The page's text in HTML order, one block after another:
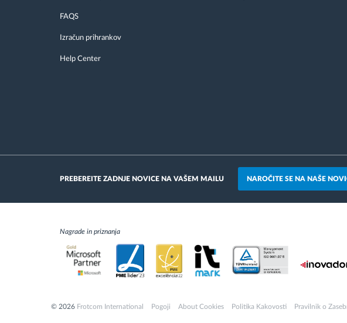
FAQS
Izračun prihrankov
Help Center
PREBEREITE ZADNJE NOVICE NA VAŠEM MAILU NAROČITE SE NA NAŠE
Nagrade in priznanja
© 2026 Frotcom International Pogoji About Cookies Politika Kakovosti Pravilnik o